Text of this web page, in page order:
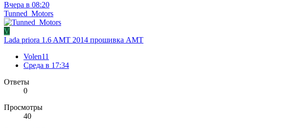
Вчера в 08:20
Tunned_Motors
V
Lada priora 1.6 AMT 2014 прошивка AMT
Volen11
Среда в 17:34
Ответы
0
Просмотры
40